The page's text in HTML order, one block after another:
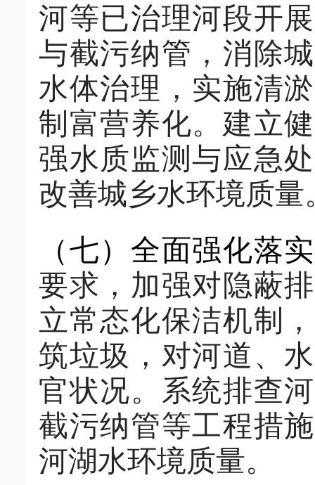
河等已治理河段开
与截污纳管，消除
水体治理，实施清
制富营养化。建立
强水质监测与应急
改善城乡水环境质量
（七） 全面强化落
要求，加强对隐蔽
立常态化保洁机制
，
筑垃圾 ， 对河道、
官状况。系统排查河
截污纳管等工程措
河湖水环境质量。